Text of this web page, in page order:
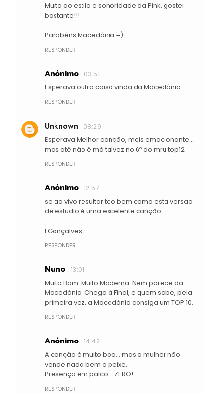
Muito ao estilo e sonoridade da Pink, gostei
bastante!!!
Parabéns Macedónia =)
RESPONDER
Anónimo 03:51
Esperava outra coisa vinda da Macedónia.
RESPONDER
Unknown 08:29
Esperava Melhor canção, mais emocionante....
mas até não é má talvez no 6º do mru top12
RESPONDER
Anónimo 12:57
se ao vivo resultar tao bem como esta versao
de estudio é uma excelente canção.
FGonçalves
RESPONDER
Nuno 13:01
Muito Bom. Muito Moderna. Nem parece da
Macedónia. Chega à Final, e quem sabe, pela
primeira vez, a Macedónia consiga um TOP 10.
RESPONDER
Anónimo 14:42
A canção é muito boa... mas a mulher não
vende nada bem o peixe.
Presença em palco - ZERO!
RESPONDER